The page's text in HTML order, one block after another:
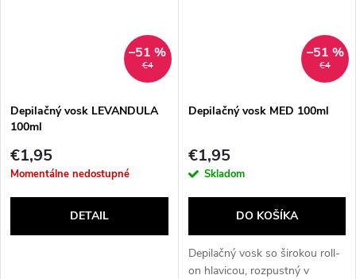
€4
–51 %
Depilačný vosk LEVANDULA
100ml
€1,95
Momentálne nedostupné
DETAIL
€4
–51 %
Depilačný vosk MED 100ml
€1,95
Skladom
DO KOŠÍKA
Depilačný vosk so širokou roll-
on hlavicou, rozpustný v